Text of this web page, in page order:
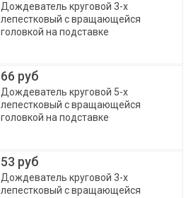
Дождеватель круговой 3-х
лепестковый с вращающейся
головкой на подставке
66 руб
Дождеватель круговой 5-х
лепестковый с вращающейся
головкой на подставке
53 руб
Дождеватель круговой 3-х
лепестковый с вращающейся